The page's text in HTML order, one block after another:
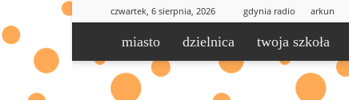
czwartek, 6 sierpnia, 2026 gdynia radio arkun
miasto dzielnica twoja szkoła